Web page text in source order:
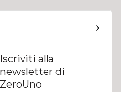
Iscriviti alla
newsletter di
ZeroUno